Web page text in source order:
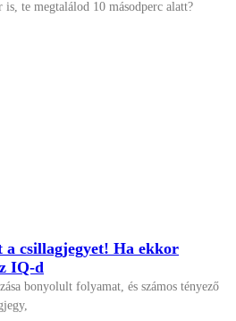
te megtalálod 10 másodperc alatt?
a csillagjegyet! Ha ekkor
IQ-d
bonyolult folyamat, és számos tényező